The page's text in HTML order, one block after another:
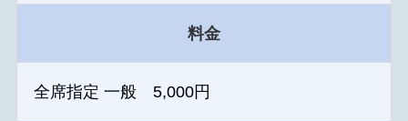
料金
全席指定 一般 5,000円